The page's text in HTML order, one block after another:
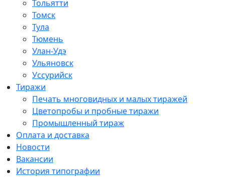
Тольятти
Томск
Тула
Тюмень
Улан-Удэ
Ульяновск
Уссурийск
Тиражи
Печать многовидных и малых тиражей
Цветопробы и пробные тиражи
Промышленный тираж
Оплата и доставка
Новости
Вакансии
История типографии